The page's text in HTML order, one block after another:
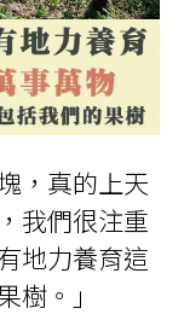
，真的上天
我們很注重
地力養育這
。」